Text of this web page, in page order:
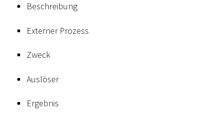
Beschreibung
Externer Prozess
Zweck
Auslöser
Ergebnis